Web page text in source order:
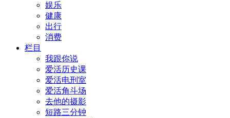
娱乐
健康
出行
消费
栏目
我跟你说
爱活历史课
爱活电刑室
爱活角斗场
去他的摄影
短路三分钟